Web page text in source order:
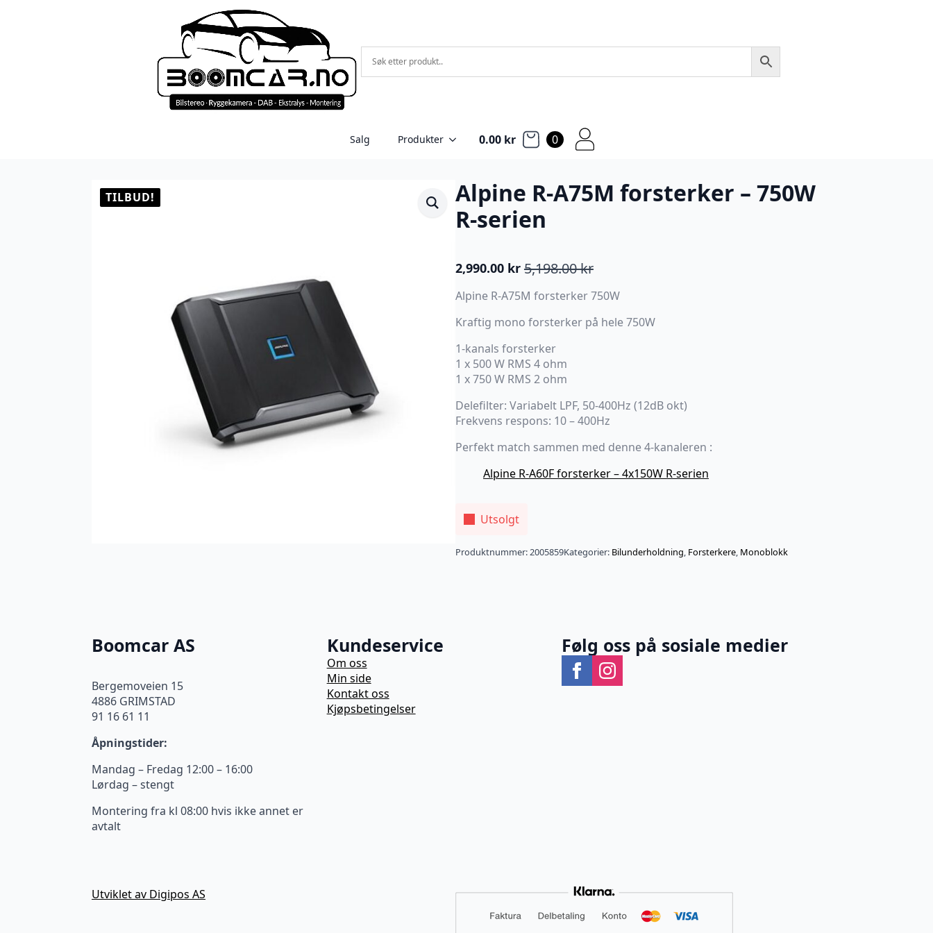
Salg Produkter 0.00 kr 0
TILBUD!
Alpine R-A75M forsterker – 750W
R-serien
5,198.00kr
Opprinnelig
pris
var:
5,198.00 kr.
2,990.00 kr
Nåværende
pris
er:
2,990.00 kr.
Alpine R-A75M forsterker 750W
Kraftig mono forsterker på hele 750W
1-kanals forsterker
1 x 500 W RMS 4 ohm
1 x 750 W RMS 2 ohm
Delefilter: Variabelt LPF, 50-400Hz (12dB okt)
Frekvens respons: 10 – 400Hz
Perfekt match sammen med denne 4-kanaleren :
Alpine R-A60F forsterker – 4x150W R-serien
Utsolgt
Produktnummer:2005859Kategorier: Bilunderholdning, Forsterkere, Monoblokk
Boomcar AS
Bergemoveien 15
4886 GRIMSTAD
91 16 61 11
Åpningstider:
Mandag – Fredag 12:00 – 16:00
Lørdag – stengt
Montering fra kl 08:00 hvis ikke annet er
avtalt
Kundeservice
Om oss
Min side
Kontakt oss
Kjøpsbetingelser
Følg oss på sosiale medier
Utviklet av Digipos AS